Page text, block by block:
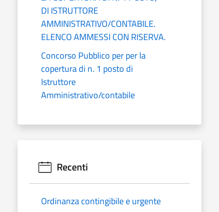
DI ISTRUTTORE
AMMINISTRATIVO/CONTABILE.
ELENCO AMMESSI CON RISERVA.
Concorso Pubblico per per la
copertura di n. 1 posto di
Istruttore
Amministrativo/contabile
Recenti
Ordinanza contingibile e urgente